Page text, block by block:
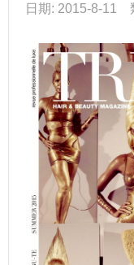
日期: 2015-8-11